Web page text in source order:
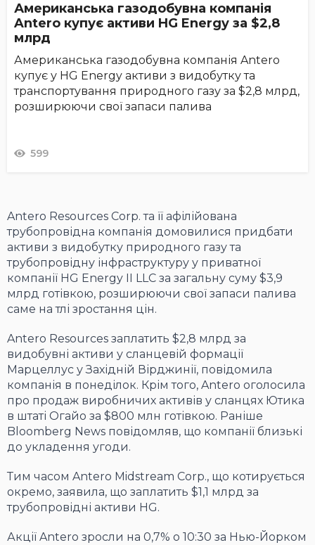
Американська газодобувна компанія
Antero купує активи HG Energy за $2,8
млрд
Американська газодобувна компанія Antero
купує у HG Energy активи з видобутку та
транспортування природного газу за $2,8 млрд,
розширюючи свої запаси палива
599
Antero Resources Corp. та її афілійована
трубопровідна компанія домовилися придбати
активи з видобутку природного газу та
трубопровідну інфраструктуру у приватної
компанії HG Energy II LLC за загальну суму $3,9
млрд готівкою, розширюючи свої запаси палива
саме на тлі зростання цін.
Antero Resources заплатить $2,8 млрд за
видобувні активи у сланцевій формації
Марцеллус у Західній Вірджинії, повідомила
компанія в понеділок. Крім того, Antero оголосила
про продаж виробничих активів у сланцях Ютика
в штаті Огайо за $800 млн готівкою. Раніше
Bloomberg News повідомляв, що компанії близькі
до укладення угоди.
Тим часом Antero Midstream Corp., що котирується
окремо, заявила, що заплатить $1,1 млрд за
трубопровідні активи HG.
Акції Antero зросли на 0,7% о 10:30 за Нью-Йорком